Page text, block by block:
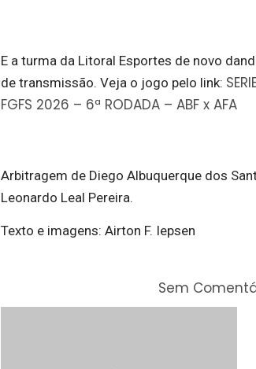
E a turma da Litoral Esportes de novo
de transmissão. Veja o jogo pelo link:
FGFS 2026 – 6ª RODADA – ABF x AFA
Arbitragem de Diego Albuquerque dos
Leonardo Leal Pereira.
Texto e imagens: Airton F. Iepsen
Sem